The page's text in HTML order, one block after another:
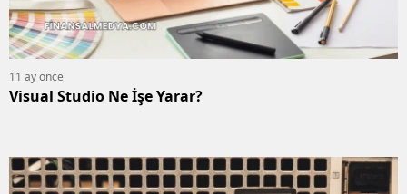
11 ay önce
Visual Studio Ne İşe Yarar?